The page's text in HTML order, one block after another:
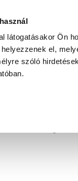
látogatásakor Ön
el,
szóló